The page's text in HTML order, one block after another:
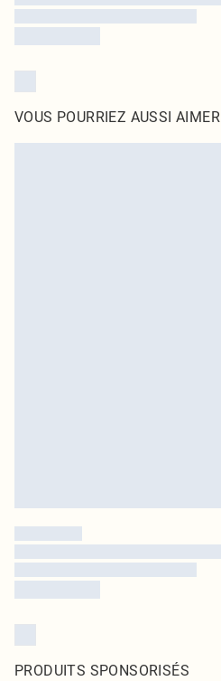
VOUS POURRIEZ AUSSI AIMER
PRODUITS SPONSORISÉS